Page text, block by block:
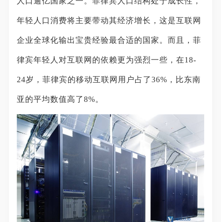
年轻人口消费将主要带动其经济增长，这是互联网
企业全球化输出宝贵经验最合适的国家。而且，菲
律宾年轻人对互联网的依赖更为强烈一些，在18-
24岁，菲律宾的移动互联网用户占了36%，比东南
亚的平均数值高了8%。